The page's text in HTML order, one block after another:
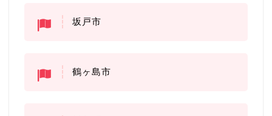
坂戸市
鶴ヶ島市